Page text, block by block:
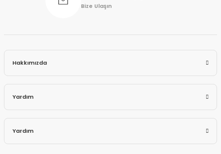
Bize Ulaşın
Hakkımızda
Yardım
Yardım